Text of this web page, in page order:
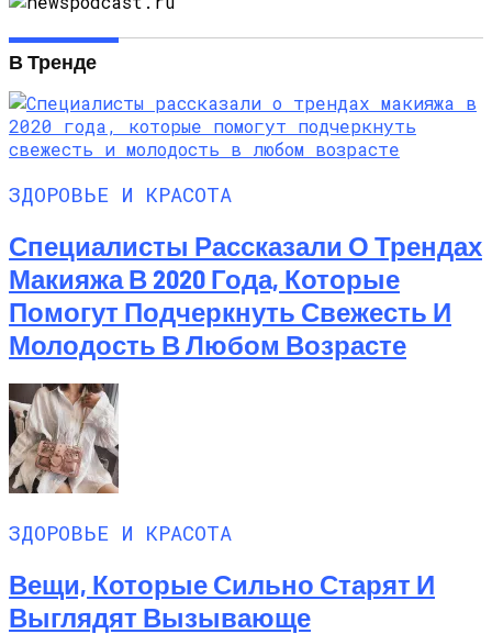
В Тренде
ЗДОРОВЬЕ И КРАСОТА
Специалисты Рассказали О Трендах
Макияжа В 2020 Года, Которые
Помогут Подчеркнуть Свежесть И
Молодость В Любом Возрасте
ЗДОРОВЬЕ И КРАСОТА
Вещи, Которые Сильно Старят И
Выглядят Вызывающе